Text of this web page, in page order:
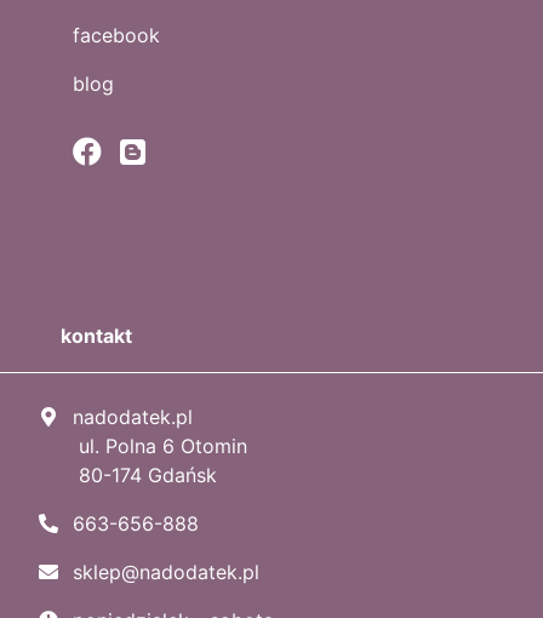
facebook
blog
kontakt
nadodatek.pl
ul. Polna 6 Otomin
80-174 Gdańsk
663-656-888
sklep@nadodatek.pl